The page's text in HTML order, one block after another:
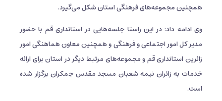
همچنین مجموعه‌های فرهنگی استان شکل می‌گیرد.
وی ادامه داد: در این راستا جلسه‌هایی در استانداری قم با حضور
مدیر کل امور اجتماعی و فرهنگی و همچنین معاون هماهنگی امور
زائرین استانداری قم و مجموعه‌های مرتبط دیگر در استان برای ارائه
خدمات به زائران نیمه شعبان مسجد مقدس جمکران برگزار شده
است.